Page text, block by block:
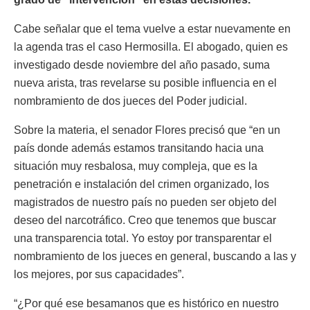
Cabe señalar que el tema vuelve a estar nuevamente en
la agenda tras el caso Hermosilla. El abogado, quien es
investigado desde noviembre del año pasado, suma
nueva arista, tras revelarse su posible influencia en el
nombramiento de dos jueces del Poder judicial.
Sobre la materia, el senador Flores precisó que “en un
país donde además estamos transitando hacia una
situación muy resbalosa, muy compleja, que es la
penetración e instalación del crimen organizado, los
magistrados de nuestro país no pueden ser objeto del
deseo del narcotráfico. Creo que tenemos que buscar
una transparencia total. Yo estoy por transparentar el
nombramiento de los jueces en general, buscando a las y
los mejores, por sus capacidades”.
“¿Por qué ese besamanos que es histórico en nuestro